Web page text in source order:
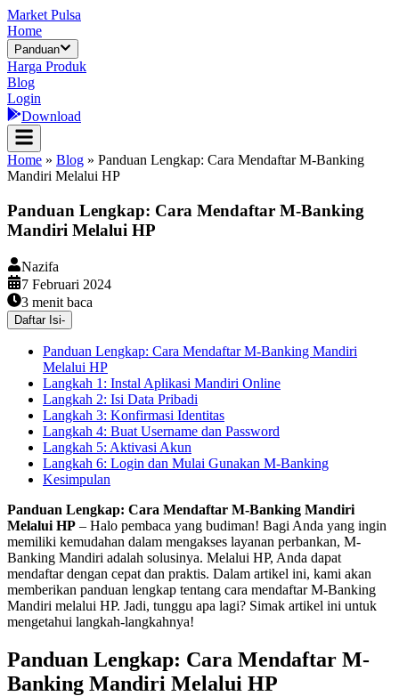
Market Pulsa
Home
Panduan
Harga Produk
Blog
Login
Download
Home » Blog » Panduan Lengkap: Cara Mendaftar M-Banking
Mandiri Melalui HP
Panduan Lengkap: Cara Mendaftar M-Banking
Mandiri Melalui HP
Nazifa
7 Februari 2024
3 menit baca
Daftar Isi-
Panduan Lengkap: Cara Mendaftar M-Banking Mandiri
Melalui HP
Langkah 1: Instal Aplikasi Mandiri Online
Langkah 2: Isi Data Pribadi
Langkah 3: Konfirmasi Identitas
Langkah 4: Buat Username dan Password
Langkah 5: Aktivasi Akun
Langkah 6: Login dan Mulai Gunakan M-Banking
Kesimpulan
Panduan Lengkap: Cara Mendaftar M-Banking Mandiri
Melalui HP – Halo pembaca yang budiman! Bagi Anda yang ingin
memiliki kemudahan dalam mengakses layanan perbankan, M-
Banking Mandiri adalah solusinya. Melalui HP, Anda dapat
mendaftar dengan cepat dan praktis. Dalam artikel ini, kami akan
memberikan panduan lengkap tentang cara mendaftar M-Banking
Mandiri melalui HP. Jadi, tunggu apa lagi? Simak artikel ini untuk
mengetahui langkah-langkahnya!
Panduan Lengkap: Cara Mendaftar M-
Banking Mandiri Melalui HP